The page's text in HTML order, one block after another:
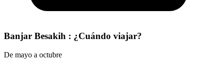
Banjar Besakih : ¿Cuándo viajar?
De mayo a octubre